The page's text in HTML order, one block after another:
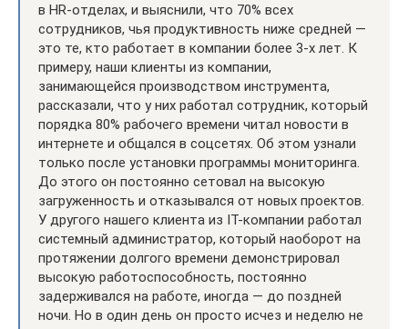
в HR-отделах, и выяснили, что 70% всех
сотрудников, чья продуктивность ниже средней —
это те, кто работает в компании более 3-х лет. К
примеру, наши клиенты из компании,
занимающейся производством инструмента,
рассказали, что у них работал сотрудник, который
порядка 80% рабочего времени читал новости в
интернете и общался в соцсетях. Об этом узнали
только после установки программы мониторинга.
До этого он постоянно сетовал на высокую
загруженность и отказывался от новых проектов.
У другого нашего клиента из IT-компании работал
системный администратор, который наоборот на
протяжении долгого времени демонстрировал
высокую работоспособность, постоянно
задерживался на работе, иногда — до поздней
ночи. Но в один день он просто исчез и неделю не